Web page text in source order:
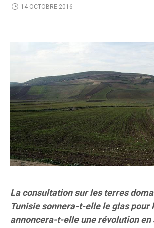
14 OCTOBRE 2016
La consultation sur les terres
Tunisie sonnera-t-elle le glas pour
annoncera-t-elle une révolution en